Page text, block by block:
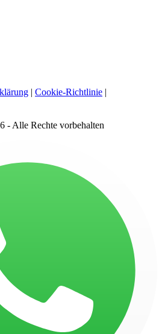
| Cookie-Richtlinie |
- Alle Rechte vorbehalten